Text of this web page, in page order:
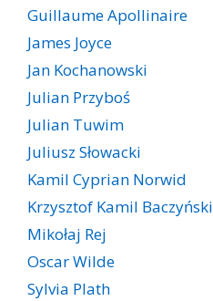
Guillaume Apollinaire
James Joyce
Jan Kochanowski
Julian Przyboś
Julian Tuwim
Juliusz Słowacki
Kamil Cyprian Norwid
Krzysztof Kamil Baczyński
Mikołaj Rej
Oscar Wilde
Sylvia Plath